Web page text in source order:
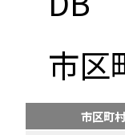
市区
市区町